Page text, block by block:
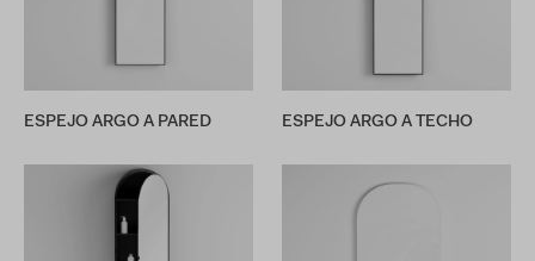
ESPEJO ARGO A PARED ESPEJO ARGO A TECHO